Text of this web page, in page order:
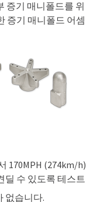
증기 매니폴드를 위
증기 매니폴드 어셈
170MPH (274km/h)
딜 수 있도록 테스트
없습니다.